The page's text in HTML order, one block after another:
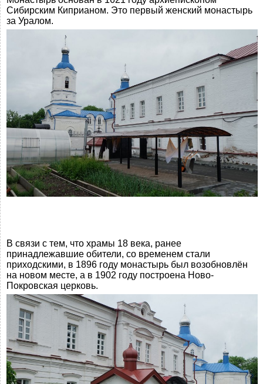
Сибирским Киприаном. Это первый женский монастырь
за Уралом.
В связи с тем, что храмы 18 века, ранее
принадлежавшие обители, со временем стали
приходскими, в 1896 году монастырь был возобновлён
на новом месте, а в 1902 году построена Ново-
Покровская церковь.